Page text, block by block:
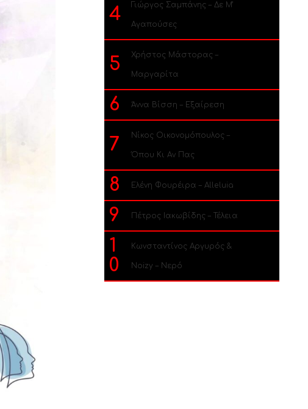
4 Γιώργος Σαμπάνης – Δε Μ’
Αγαπούσες
5 Χρήστος Μάστορας –
Μαργαρίτα
6 Άννα Βίσση – Εξαίρεση
7 Νίκος Οικονομόπουλος –
Όπου Κι Αν Πας
8 Ελένη Φουρέιρα – Alleluia
9 Πέτρος Ιακωβίδης – Τέλεια
1
0
Κωνσταντίνος Αργυρός &
Noizy – Νερό